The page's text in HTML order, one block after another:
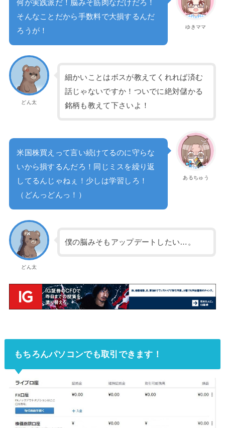
ゆきママ
何が実践派だ！脳みそ筋肉なだけだろ！
そんなことだから手数料で大損するんだ
ろうが！
どん太
細かいことはボスが教えてくれれば済む
話じゃないですか！ついでに絶対儲かる
銘柄も教えて下さいよ！
あるちゅう
米国株買えって言い続けてるのに守らな
いから損するんだろ！同じミスを繰り返
してるんじゃねぇ！少しは学習しろ！
（どんっどんっ！）
どん太
僕の脳みそもアップデートしたい…。
もちろんパソコンでも取引できます！